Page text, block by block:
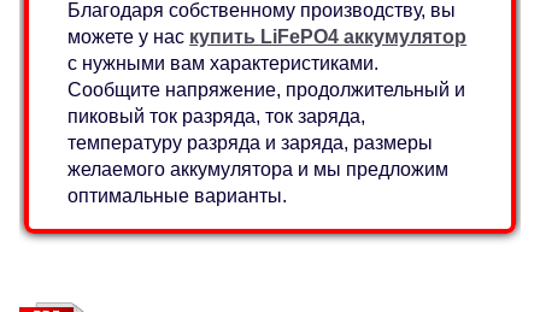
Благодаря собственному производству, вы
можете у нас купить LiFePO4 аккумулятор
с нужными вам характеристиками.
Сообщите напряжение, продолжительный и
пиковый ток разряда, ток заряда,
температуру разряда и заряда, размеры
желаемого аккумулятора и мы предложим
оптимальные варианты.